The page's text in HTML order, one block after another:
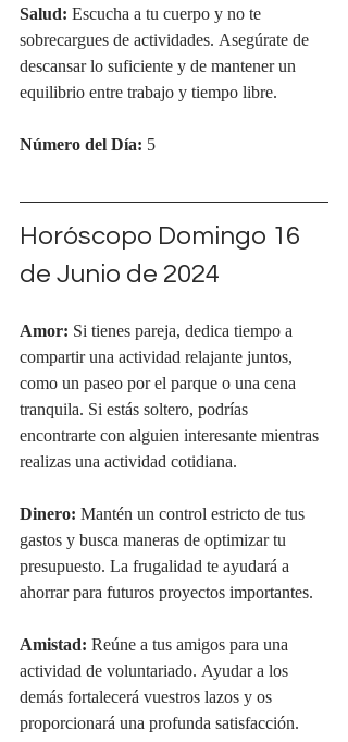
Salud: Escucha a tu cuerpo y no te
sobrecargues de actividades. Asegúrate de
descansar lo suficiente y de mantener un
equilibrio entre trabajo y tiempo libre.
Número del Día: 5
Horóscopo Domingo 16
de Junio de 2024
Amor: Si tienes pareja, dedica tiempo a
compartir una actividad relajante juntos,
como un paseo por el parque o una cena
tranquila. Si estás soltero, podrías
encontrarte con alguien interesante mientras
realizas una actividad cotidiana.
Dinero: Mantén un control estricto de tus
gastos y busca maneras de optimizar tu
presupuesto. La frugalidad te ayudará a
ahorrar para futuros proyectos importantes.
Amistad: Reúne a tus amigos para una
actividad de voluntariado. Ayudar a los
demás fortalecerá vuestros lazos y os
proporcionará una profunda satisfacción.